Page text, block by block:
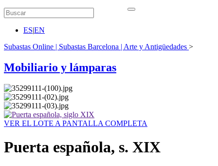
ES|EN
Subastas Online | Subastas Barcelona | Arte y Antigüedades >
Mobiliario y lámparas
VER EL LOTE A PANTALLA COMPLETA
Puerta española, s. XIX